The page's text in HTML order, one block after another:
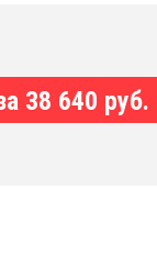
38 640 руб.